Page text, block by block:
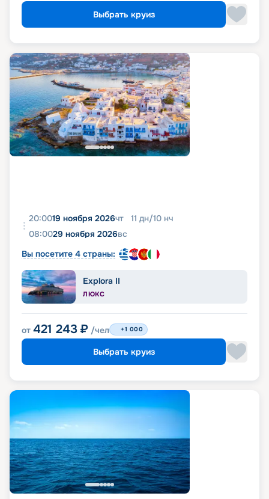
Выбрать круиз
20:0019 ноября 2026чт 11 дн/10 нч
08:0029 ноября 2026вс
Вы посетите 4 страны:
Explora II
ЛЮКС
от 421 243 ₽ /чел +1 000
Выбрать круиз